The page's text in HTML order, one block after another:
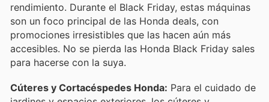
rendimiento. Durante el Black Friday, estas máquinas
son un foco principal de las Honda deals, con
promociones irresistibles que las hacen aún más
accesibles. No se pierda las Honda Black Friday sales
para hacerse con la suya.
Cúteres y Cortacéspedes Honda: Para el cuidado de